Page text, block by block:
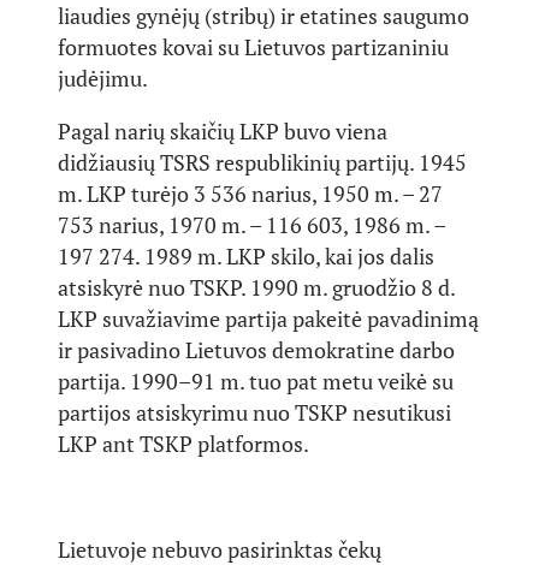
liaudies gynėjų (stribų) ir etatines saugumo
formuotes kovai su Lietuvos partizaniniu
judėjimu.
Pagal narių skaičių LKP buvo viena
didžiausių TSRS respublikinių partijų. 1945
m. LKP turėjo 3 536 narius, 1950 m. – 27
753 narius, 1970 m. – 116 603, 1986 m. –
197 274. 1989 m. LKP skilo, kai jos dalis
atsiskyrė nuo TSKP. 1990 m. gruodžio 8 d.
LKP suvažiavime partija pakeitė pavadinimą
ir pasivadino Lietuvos demokratine darbo
partija. 1990–91 m. tuo pat metu veikė su
partijos atsiskyrimu nuo TSKP nesutikusi
LKP ant TSKP platformos.
Lietuvoje nebuvo pasirinktas čekų